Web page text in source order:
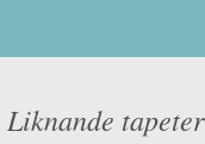
Längd x Bredd: 10,00 x 0,52
Liknande tapeter